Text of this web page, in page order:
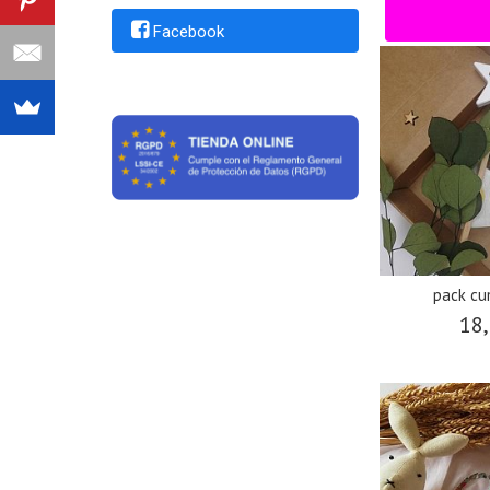
Facebook
pack